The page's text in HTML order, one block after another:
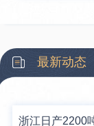
最新动态
浙江日产2200